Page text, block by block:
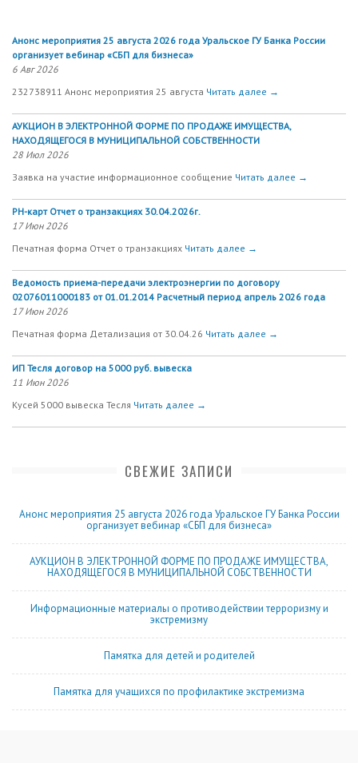
Анонс мероприятия 25 августа 2026 года Уральское ГУ Банка России
организует вебинар «СБП для бизнеса»
6 Авг 2026
232738911 Анонс мероприятия 25 августа Читать далее →
АУКЦИОН В ЭЛЕКТРОННОЙ ФОРМЕ ПО ПРОДАЖЕ ИМУЩЕСТВА,
НАХОДЯЩЕГОСЯ В МУНИЦИПАЛЬНОЙ СОБСТВЕННОСТИ
28 Июл 2026
Заявка на участие информационное сообщение Читать далее →
РН-карт Отчет о транзакциях 30.04.2026г.
17 Июн 2026
Печатная форма Отчет о транзакциях Читать далее →
Ведомость приема-передачи электроэнергии по договору
02076011000183 от 01.01.2014 Расчетный период апрель 2026 года
17 Июн 2026
Печатная форма Детализация от 30.04.26 Читать далее →
ИП Тесля договор на 5000 руб. вывеска
11 Июн 2026
Кусей 5000 вывеска Тесля Читать далее →
СВЕЖИЕ ЗАПИСИ
Анонс мероприятия 25 августа 2026 года Уральское ГУ Банка России
организует вебинар «СБП для бизнеса»
АУКЦИОН В ЭЛЕКТРОННОЙ ФОРМЕ ПО ПРОДАЖЕ ИМУЩЕСТВА,
НАХОДЯЩЕГОСЯ В МУНИЦИПАЛЬНОЙ СОБСТВЕННОСТИ
Информационные материалы о противодействии терроризму и
экстремизму
Памятка для детей и родителей
Памятка для учащихся по профилактике экстремизма